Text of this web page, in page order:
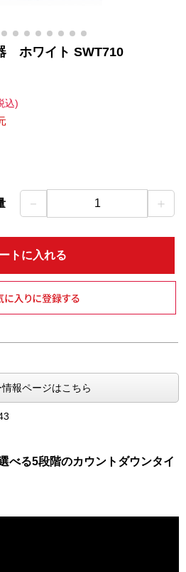
ホワイト SWT710
込)
－ 1 ＋
トに入れる
情報ページはこちら
べる5段階のカウントダウンタイ